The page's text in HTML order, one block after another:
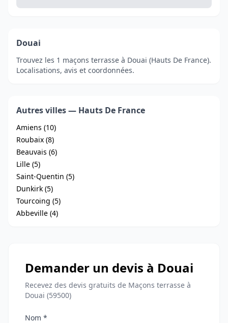
Douai
Trouvez les 1 maçons terrasse à Douai (Hauts De France).
Localisations, avis et coordonnées.
Autres villes — Hauts De France
Amiens (10)
Roubaix (8)
Beauvais (6)
Lille (5)
Saint-Quentin (5)
Dunkirk (5)
Tourcoing (5)
Abbeville (4)
Demander un devis à Douai
Recevez des devis gratuits de Maçons terrasse à
Douai (59500)
Nom *